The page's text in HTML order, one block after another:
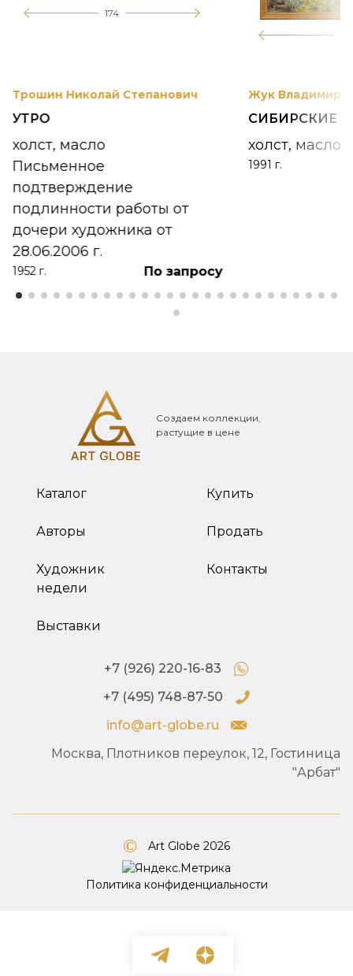
174
Трошин Николай Степанович
УТРО
холст, масло
Письменное
подтверждение
подлинности работы от
дочери художника от
28.06.2006 г.
1952 г. По запросу
Жук Владимир
СИБИРСКИЕ
холст, масло
1991 г.
Создаем коллекции,
растущие в цене
Каталог
Авторы
Художник
недели
Выставки
Купить
Продать
Контакты
+7 (926) 220-16-83
+7 (495) 748-87-50
info@art-globe.ru
Москва, Плотников переулок, 12, Гостиница
"Арбат"
Art Globe 2026
Политика конфиденциальности